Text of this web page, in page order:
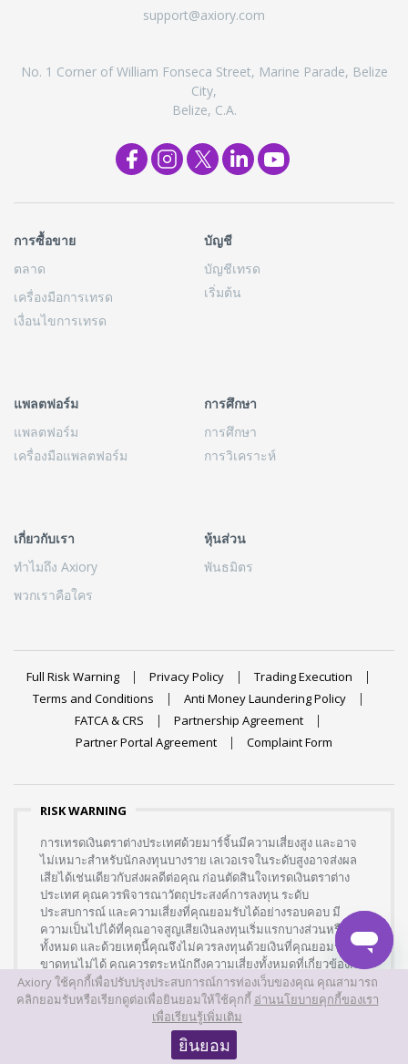
support@axiory.com
No. 1 Corner of William Fonseca Street, Marine Parade, Belize
City,
Belize, C.A.
การซื้อขาย
ตลาด
เครื่องมือการเทรด
เงื่อนไขการเทรด
บัญชี
บัญชีเทรด
เริ่มต้น
แพลตฟอร์ม
แพลตฟอร์ม
เครื่องมือแพลตฟอร์ม
การศึกษา
การศึกษา
การวิเคราะห์
เกี่ยวกับเรา
ทำไมถึง Axiory
พวกเราคือใคร
หุ้นส่วน
พันธมิตร
Full Risk Warning Privacy Policy
Trading Execution
Terms and Conditions
Anti Money Laundering Policy
FATCA & CRS
Partnership Agreement
Partner Portal Agreement
Complaint Form
RISK WARNING
การเทรดเงินตราต่างประเทศด้วยมาร์จิ้นมีความเสี่ยงสูง และอาจ
ไม่เหมาะสำหรับนักลงทุนบางราย เลเวอเรจในระดับสูงอาจส่งผล
เสียได้เช่นเดียวกับส่งผลดีต่อคุณ ก่อนตัดสินใจเทรดเงินตราต่าง
ประเทศ คุณควรพิจารณาวัตถุประสงค์การลงทุน ระดับ
ประสบการณ์ และความเสี่ยงที่คุณยอมรับได้อย่างรอบคอบ มี
ความเป็นไปได้ที่คุณอาจสูญเสียเงินลงทุนเริ่มแรกบางส่วนหรือ
ทั้งหมด และด้วยเหตุนี้คุณจึงไม่ควรลงทุนด้วยเงินที่คุณยอมรับการ
ขาดทุนไม่ได้ คุณควรตระหนักถึงความเสี่ยงทั้งหมดที่เกี่ยวข้องกับ
การเทรดเงินตราต่างประเทศ และขอคำแนะนำจากที่ปรึกษา
ทางการเงินอิสระหากคุณมีข้อสงสัย
เป็นเครื่องหมายการค้าที่ถือครองโดย Axiory Global Limited และ
Axiory ใช้คุกกี้เพื่อปรับปรุงประสบการณ์การท่องเว็บของคุณ คุณสามารถ
คลิกยอมรับหรือเรียกดูต่อเพื่อยินยอมให้ใช้คุกกี้ อ่านนโยบายคุกกี้ของเรา
เพื่อเรียนรู้เพิ่มเติม
ยินยอม